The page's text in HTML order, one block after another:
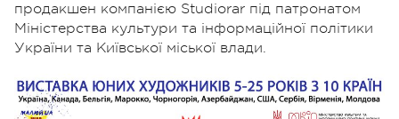
продакшен компанією Studiorar під патронатом
Міністерства культури та інформаційної політики
України та Київської міської влади.